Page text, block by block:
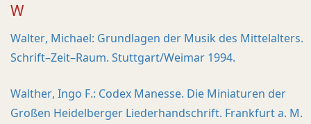
W
Walter, Michael: Grundlagen der Musik des Mittelalters.
Schrift–Zeit–Raum. Stuttgart/Weimar 1994.
Walther, Ingo F.: Codex Manesse. Die Miniaturen der
Großen Heidelberger Liederhandschrift. Frankfurt a. M.